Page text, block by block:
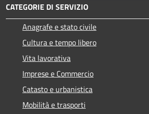
CATEGORIE DI SERVIZIO
Anagrafe e stato civile
Cultura e tempo libero
Vita lavorativa
Imprese e Commercio
Catasto e urbanistica
Mobilità e trasporti